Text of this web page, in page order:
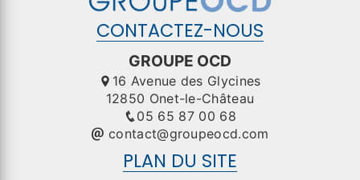
CONTACTEZ-NOUS
GROUPE OCD
16 Avenue des Glycines
12850 Onet-le-Château
05 65 87 00 68
contact@groupeocd.com
PLAN DU SITE